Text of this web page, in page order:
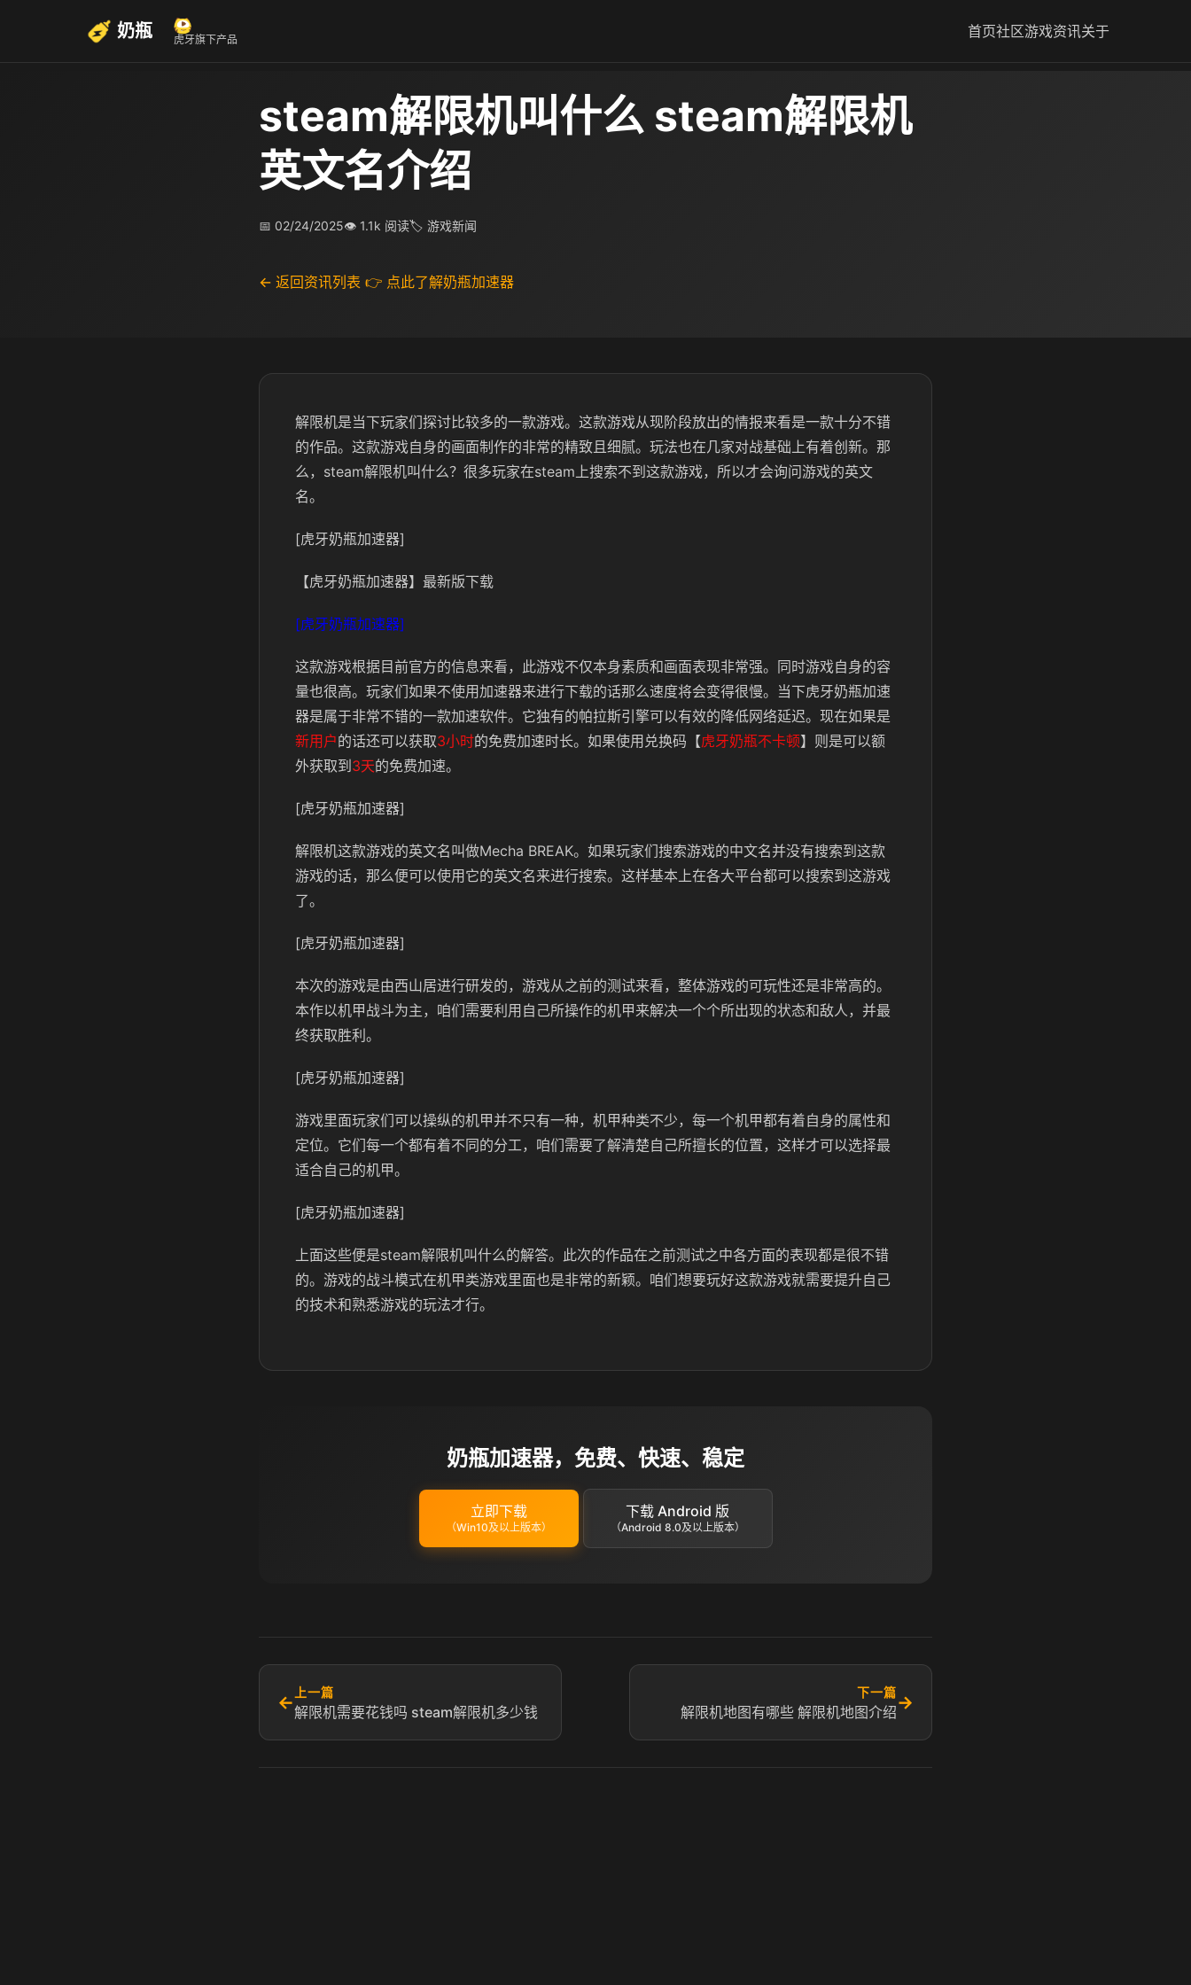
奶瓶 虎牙旗下产品 首页社区游戏资讯关于
steam解限机叫什么 steam解限机
英文名介绍
📅 02/24/2025👁 1.1k 阅读🏷 游戏新闻
← 返回资讯列表 👉 点此了解奶瓶加速器
解限机是当下玩家们探讨比较多的一款游戏。这款游戏从现阶段放出的情报来看是一款十分不错
的作品。这款游戏自身的画面制作的非常的精致且细腻。玩法也在几家对战基础上有着创新。那
么，steam解限机叫什么？很多玩家在steam上搜索不到这款游戏，所以才会询问游戏的英文
名。
[虎牙奶瓶加速器]
【虎牙奶瓶加速器】最新版下载
[虎牙奶瓶加速器]
这款游戏根据目前官方的信息来看，此游戏不仅本身素质和画面表现非常强。同时游戏自身的容
量也很高。玩家们如果不使用加速器来进行下载的话那么速度将会变得很慢。当下虎牙奶瓶加速
器是属于非常不错的一款加速软件。它独有的帕拉斯引擎可以有效的降低网络延迟。现在如果是
新用户的话还可以获取3小时的免费加速时长。如果使用兑换码【虎牙奶瓶不卡顿】则是可以额
外获取到 3天的免费加速。
[虎牙奶瓶加速器]
解限机这款游戏的英文名叫做Mecha BREAK。如果玩家们搜索游戏的中文名并没有搜索到这款
游戏的话，那么便可以使用它的英文名来进行搜索。这样基本上在各大平台都可以搜索到这游戏
了。
[虎牙奶瓶加速器]
本次的游戏是由西山居进行研发的，游戏从之前的测试来看，整体游戏的可玩性还是非常高的。
本作以机甲战斗为主，咱们需要利用自己所操作的机甲来解决一个个所出现的状态和敌人，并最
终获取胜利。
[虎牙奶瓶加速器]
游戏里面玩家们可以操纵的机甲并不只有一种，机甲种类不少，每一个机甲都有着自身的属性和
定位。它们每一个都有着不同的分工，咱们需要了解清楚自己所擅长的位置，这样才可以选择最
适合自己的机甲。
[虎牙奶瓶加速器]
上面这些便是steam解限机叫什么的解答。此次的作品在之前测试之中各方面的表现都是很不错
的。游戏的战斗模式在机甲类游戏里面也是非常的新颖。咱们想要玩好这款游戏就需要提升自己
的技术和熟悉游戏的玩法才行。
奶瓶加速器，免费、快速、稳定
立即下载
（Win10及以上版本）
下载 Android 版
（Android 8.0及以上版本）
← 上一篇
解限机需要花钱吗 steam解限机多少钱
下一篇
解限机地图有哪些 解限机地图介绍→